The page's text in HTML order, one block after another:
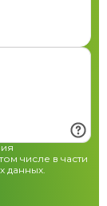
том числе в части
данных.